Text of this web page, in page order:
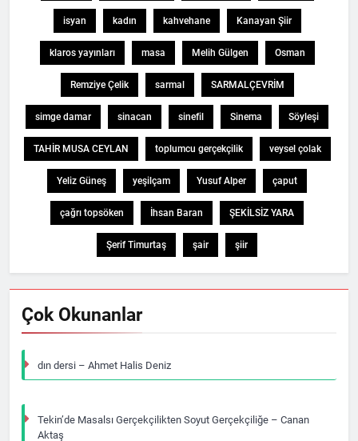
isyan kadın kahvehane Kanayan Şiir
klaros yayınları masa Melih Gülgen Osman
Remziye Çelik sarmal SARMALÇEVRİM
simge damar sinacan sinefil Sinema Söyleşi
TAHİR MUSA CEYLAN toplumcu gerçekçilik veysel çolak
Yeliz Güneş yeşilçam Yusuf Alper çaput
çağrı topsöken İhsan Baran ŞEKİLSİZ YARA
Şerif Timurtaş şair şiir
Çok Okunanlar
dın dersi – Ahmet Halis Deniz
Tekin’de Masalsı Gerçekçilikten Soyut Gerçekçiliğe – Canan
Aktaş